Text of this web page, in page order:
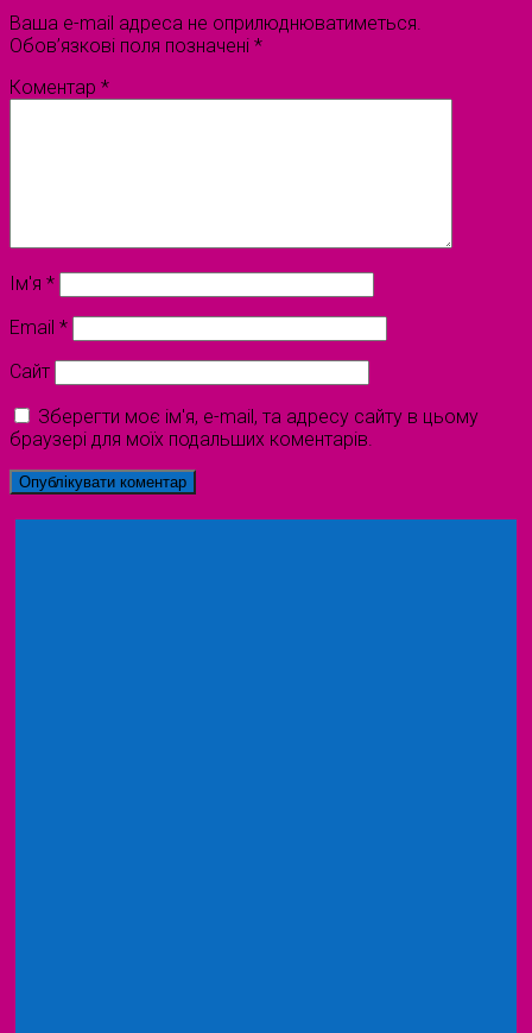
Ваша e-mail адреса не оприлюднюватиметься.
Обов’язкові поля позначені *
Коментар *
Ім'я *
Email *
Сайт
Зберегти моє ім'я, e-mail, та адресу сайту в цьому
браузері для моїх подальших коментарів.